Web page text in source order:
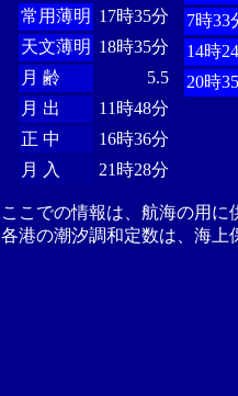
常用薄明 17時35分
天文薄明 18時35分
月 齢
5.5
月 出
11時48分
正 中
16時36分
月 入
21時28分
7時33
14時
20時
ここでの情報は、航海の用に
各港の潮汐調和定数は、海上